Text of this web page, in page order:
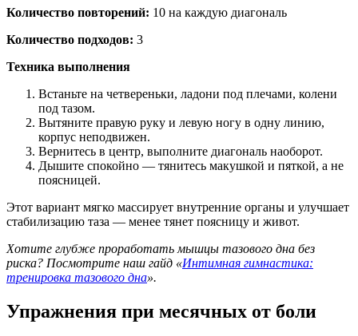
Количество повторений: 10 на каждую диагональ
Количество подходов: 3
Техника выполнения
Встаньте на четвереньки, ладони под плечами, колени
под тазом.
Вытяните правую руку и левую ногу в одну линию,
корпус неподвижен.
Вернитесь в центр, выполните диагональ наоборот.
Дышите спокойно — тянитесь макушкой и пяткой, а не
поясницей.
Этот вариант мягко массирует внутренние органы и улучшает
стабилизацию таза — менее тянет поясницу и живот.
Хотите глубже проработать мышцы тазового дна без
риска? Посмотрите наш гайд «Интимная гимнастика:
тренировка тазового дна».
Упражнения при месячных от боли